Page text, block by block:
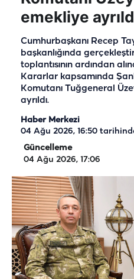
emekliye
Cumhurbaşkanı Recep
başkanlığında
toplantısının ardından
Kararlar kapsamında
Komutanı Tuğgeneral
ayrıldı.
Haber Merkezi
04 Ağu 2026, 16:50
Güncelleme
04 Ağu 2026, 17:06